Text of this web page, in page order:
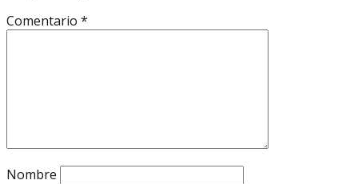
Comentario *
Nombre